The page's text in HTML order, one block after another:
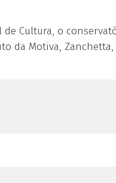
de Cultura, o
da Motiva, Zanchetta,